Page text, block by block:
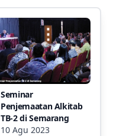
Seminar
Penjemaatan Alkitab
TB-2 di Semarang
10 Agu 2023